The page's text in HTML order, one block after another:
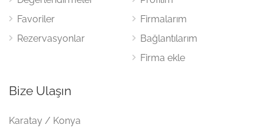
Favoriler
Rezervasyonlar
Firmalarım
Bağlantılarım
Firma ekle
Bize Ulaşın
Karatay / Konya